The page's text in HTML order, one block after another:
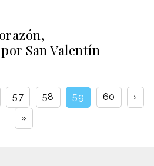
San Valentín
57 58 59 60
›
»